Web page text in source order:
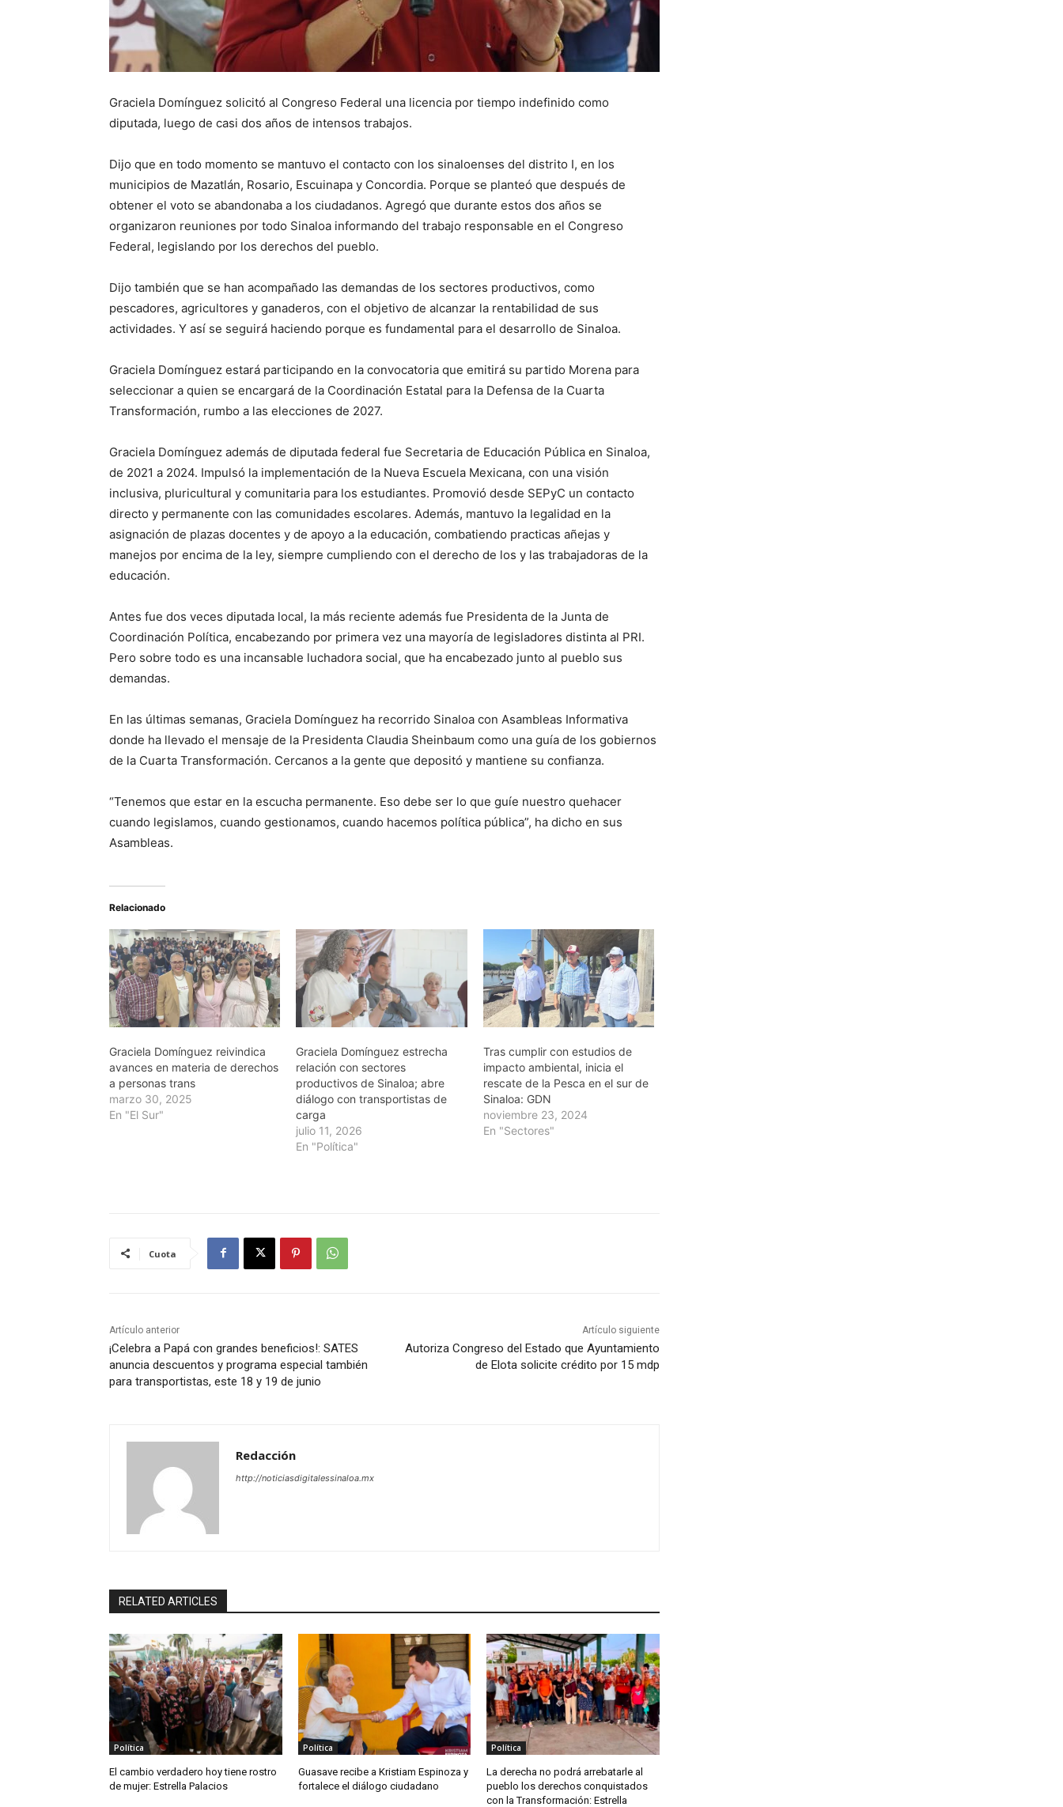
Graciela Domínguez solicitó al Congreso Federal una licencia por tiempo indefinido como
diputada, luego de casi dos años de intensos trabajos.
Dijo que en todo momento se mantuvo el contacto con los sinaloenses del distrito I, en los
municipios de Mazatlán, Rosario, Escuinapa y Concordia. Porque se planteó que después de
obtener el voto se abandonaba a los ciudadanos. Agregó que durante estos dos años se
organizaron reuniones por todo Sinaloa informando del trabajo responsable en el Congreso
Federal, legislando por los derechos del pueblo.
Dijo también que se han acompañado las demandas de los sectores productivos, como
pescadores, agricultores y ganaderos, con el objetivo de alcanzar la rentabilidad de sus
actividades. Y así se seguirá haciendo porque es fundamental para el desarrollo de Sinaloa.
Graciela Domínguez estará participando en la convocatoria que emitirá su partido Morena para
seleccionar a quien se encargará de la Coordinación Estatal para la Defensa de la Cuarta
Transformación, rumbo a las elecciones de 2027.
Graciela Domínguez además de diputada federal fue Secretaria de Educación Pública en Sinaloa,
de 2021 a 2024. Impulsó la implementación de la Nueva Escuela Mexicana, con una visión
inclusiva, pluricultural y comunitaria para los estudiantes. Promovió desde SEPyC un contacto
directo y permanente con las comunidades escolares. Además, mantuvo la legalidad en la
asignación de plazas docentes y de apoyo a la educación, combatiendo practicas añejas y
manejos por encima de la ley, siempre cumpliendo con el derecho de los y las trabajadoras de la
educación.
Antes fue dos veces diputada local, la más reciente además fue Presidenta de la Junta de
Coordinación Política, encabezando por primera vez una mayoría de legisladores distinta al PRI.
Pero sobre todo es una incansable luchadora social, que ha encabezado junto al pueblo sus
demandas.
En las últimas semanas, Graciela Domínguez ha recorrido Sinaloa con Asambleas Informativa
donde ha llevado el mensaje de la Presidenta Claudia Sheinbaum como una guía de los gobiernos
de la Cuarta Transformación. Cercanos a la gente que depositó y mantiene su confianza.
“Tenemos que estar en la escucha permanente. Eso debe ser lo que guíe nuestro quehacer
cuando legislamos, cuando gestionamos, cuando hacemos política pública”, ha dicho en sus
Asambleas.
Relacionado
Graciela Domínguez reivindica
avances en materia de derechos
a personas trans
marzo 30, 2025
En "El Sur"
Graciela Domínguez estrecha
relación con sectores
productivos de Sinaloa; abre
diálogo con transportistas de
carga
julio 11, 2026
En "Política"
Tras cumplir con estudios de
impacto ambiental, inicia el
rescate de la Pesca en el sur de
Sinaloa: GDN
noviembre 23, 2024
En "Sectores"
Cuota
Artículo anterior
¡Celebra a Papá con grandes beneficios!: SATES
anuncia descuentos y programa especial también
para transportistas, este 18 y 19 de junio
Artículo siguiente
Autoriza Congreso del Estado que Ayuntamiento
de Elota solicite crédito por 15 mdp
Redacción
http://noticiasdigitalessinaloa.mx
RELATED ARTICLES
Política
El cambio verdadero hoy tiene rostro
de mujer: Estrella Palacios
Política
Guasave recibe a Kristiam Espinoza y
fortalece el diálogo ciudadano
Política
La derecha no podrá arrebatarle al
pueblo los derechos conquistados
con la Transformación: Estrella